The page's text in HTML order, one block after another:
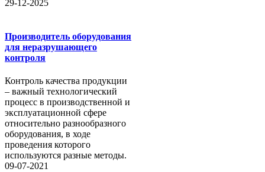
29-12-2025
Производитель оборудования
для неразрушающего
контроля
Контроль качества продукции
– важный технологический
процесс в производственной и
эксплуатационной сфере
относительно разнообразного
оборудования, в ходе
проведения которого
используются разные методы.
09-07-2021